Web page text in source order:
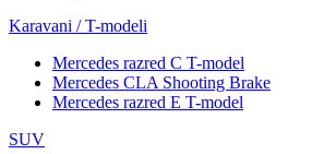
Karavani / T-modeli
Mercedes razred C T-model
Mercedes CLA Shooting Brake
Mercedes razred E T-model
SUV